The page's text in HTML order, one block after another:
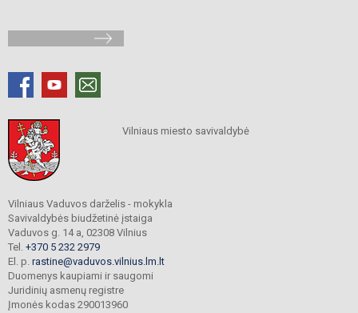
Vilniaus miesto savivaldybė
Vilniaus Vaduvos darželis - mokykla
Savivaldybės biudžetinė įstaiga
Vaduvos g. 14 a, 02308 Vilnius
Tel. +370 5 232 2979
El. p. rastine@vaduvos.vilnius.lm.lt
Duomenys kaupiami ir saugomi
Juridinių asmenų registre
Įmonės kodas 290013960